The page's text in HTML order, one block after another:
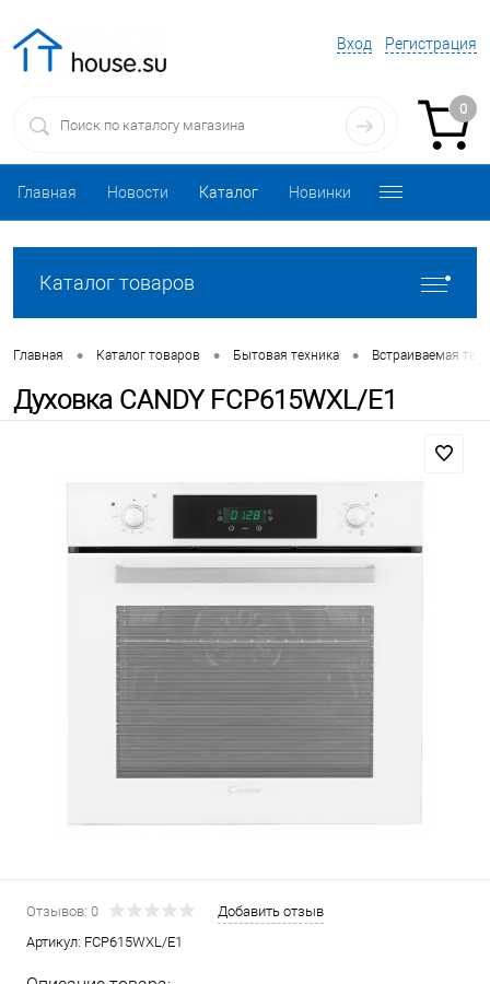
Вход Регистрация
0
Главная Новости Каталог Новинки
Каталог товаров
Главная • Каталог товаров • Бытовая техника • Встраиваемая
Духовка CANDY FCP615WXL/E1
Отзывов: 0
Добавить отзыв
Артикул: FCP615WXL/E1